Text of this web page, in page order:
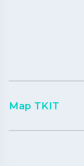
Map TKIT